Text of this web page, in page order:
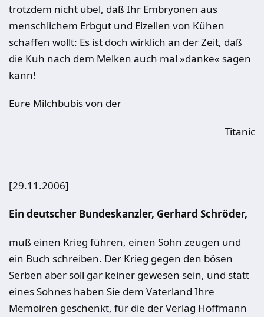
trotzdem nicht übel, daß Ihr Embryonen aus
menschlichem Erbgut und Eizellen von Kühen
schaffen wollt: Es ist doch wirklich an der Zeit, daß
die Kuh nach dem Melken auch mal »danke« sagen
kann!
Eure Milchbubis von der
Titanic
[29.11.2006]
Ein deutscher Bundeskanzler, Gerhard Schröder,
muß einen Krieg führen, einen Sohn zeugen und
ein Buch schreiben. Der Krieg gegen den bösen
Serben aber soll gar keiner gewesen sein, und statt
eines Sohnes haben Sie dem Vaterland Ihre
Memoiren geschenkt, für die der Verlag Hoffmann